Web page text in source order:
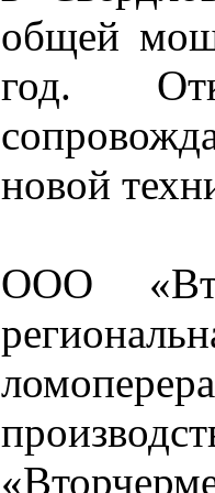
общей
год.
новой
ООО